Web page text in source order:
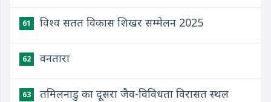
61 विश्व सतत विकास शिखर सम्मेलन 2025
62 वनतारा
63
तमिलनाडु का दूसरा जैव-विविधता विरासत स्थल